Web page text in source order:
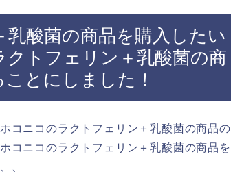
酸菌の商品を購入したい
トフェリン＋乳酸菌の商
とにしました！
コニコのラクトフェリン＋乳酸菌の商品の
コニコのラクトフェリン＋乳酸菌の商品を
、